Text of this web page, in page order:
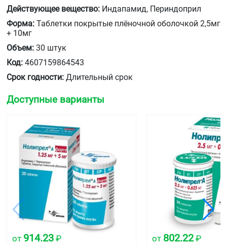
Действующее вещество: Индапамид, Периндоприл
Форма: Таблетки покрытые плёночной оболочкой 2,5мг
+ 10мг
Объем: 30 штук
Код: 4607159864543
Срок годности: Длительный срок
Доступные варианты
от 914.23 ₽ от 802.22₽